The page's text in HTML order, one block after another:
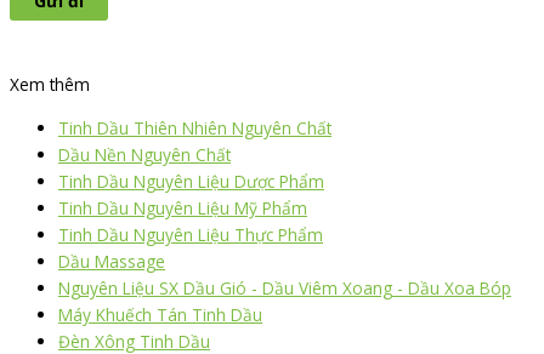
Xem thêm
Tinh Dầu Thiên Nhiên Nguyên Chất
Dầu Nền Nguyên Chất
Tinh Dầu Nguyên Liệu Dược Phẩm
Tinh Dầu Nguyên Liệu Mỹ Phẩm
Tinh Dầu Nguyên Liệu Thực Phẩm
Dầu Massage
Nguyên Liệu SX Dầu Gió - Dầu Viêm Xoang - Dầu Xoa Bóp
Máy Khuếch Tán Tinh Dầu
Đèn Xông Tinh Dầu